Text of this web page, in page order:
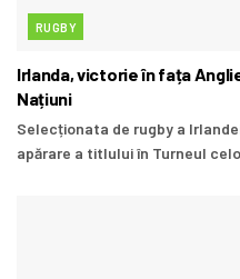
RUGBY
Irlanda, victorie în fața
Națiuni
Selecționata de rugby a
apărare a titlului în Turneul